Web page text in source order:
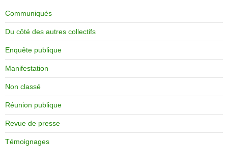
Communiqués
Du côté des autres collectifs
Enquête publique
Manifestation
Non classé
Réunion publique
Revue de presse
Témoignages